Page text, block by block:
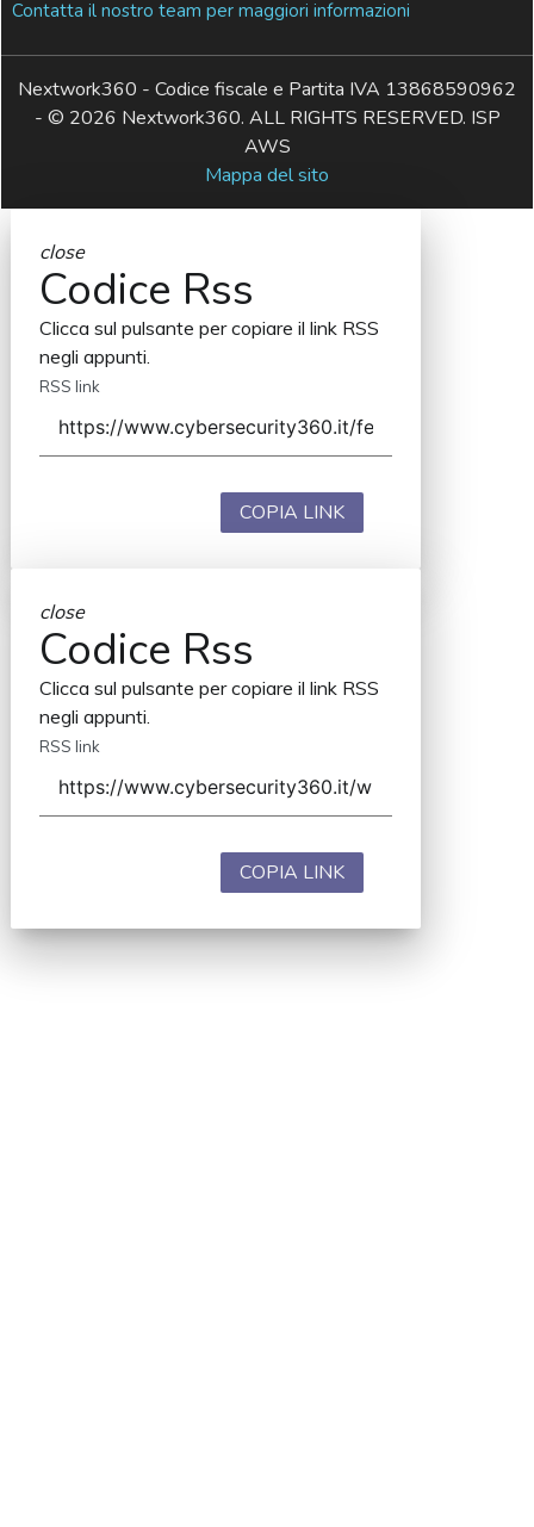
Contatta il nostro team per maggiori informazioni
Nextwork360 - Codice fiscale e Partita IVA 13868590962
- © 2026 Nextwork360. ALL RIGHTS RESERVED. ISP
AWS
Mappa del sito
close
Codice Rss
Clicca sul pulsante per copiare il link RSS
negli appunti.
RSS link
COPIA LINK
close
Codice Rss
Clicca sul pulsante per copiare il link RSS
negli appunti.
RSS link
COPIA LINK